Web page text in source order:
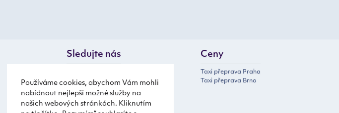
Používáme cookies, abychom Vám mohli
nabídnout nejlepší možné služby na
našich webových stránkách. Kliknutím
Sledujte nás Ceny
Taxi přeprava Praha
Taxi přeprava Brno